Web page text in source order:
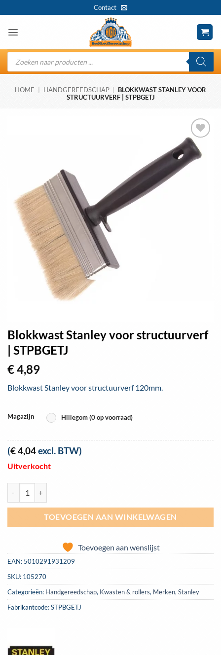
naar
inhoud
Contact
Producten
zoeken
HOME HANDGEREEDSCHAP
BLOKKWAST STANLEY VOOR
STRUCTUURVERF | STPBGETJ
Toevoegen
aan
wenslijst
Blokkwast Stanley voor structuurverf
| STPBGETJ
€4,89
Blokkwast Stanley voor structuurverf 120mm.
Magazijn Hillegom (0 op voorraad)
(€4,04excl. BTW)
Uitverkocht
TOEVOEGEN AAN WINKELWAGEN
Toevoegen aan wenslijst
EAN: 5010291931209
SKU: 105270
Categorieën: Handgereedschap, Kwasten & rollers, Merken, Stanley
Fabrikantcode: STPBGETJ